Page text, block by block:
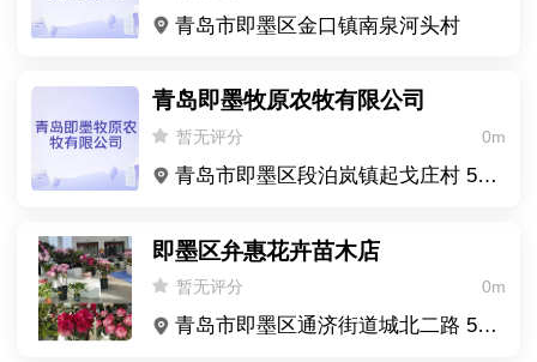
青岛市即墨区金口镇南泉河头村
青岛即墨牧原农牧有限公司
暂无评分 0m
青岛市即墨区段泊岚镇起戈庄村 503 号
即墨区弁惠花卉苗木店
暂无评分 0m
青岛市即墨区通济街道城北二路 517 号